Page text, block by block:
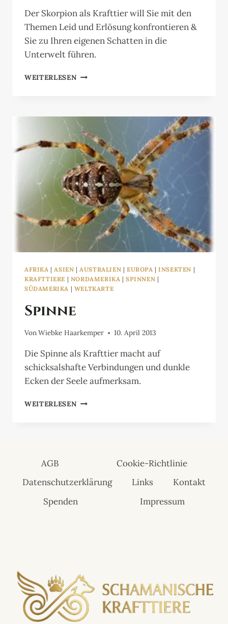
Der Skorpion als Krafttier will Sie mit den
Themen Leid und Erlösung konfrontieren &
Sie zu Ihren eigenen Schatten in die
Unterwelt führen.
WEITERLESEN SKORPION
AFRIKA | ASIEN | AUSTRALIEN | EUROPA |INSEKTEN |
KRAFTTIERE | NORDAMERIKA |SPINNEN |
SÜDAMERIKA | WELTKARTE
Spinne
VonWiebke Haarkemper 10. April 2013
Die Spinne als Krafttier macht auf
schicksalshafte Verbindungen und dunkle
Ecken der Seele aufmerksam.
WEITERLESEN SPINNE
AGB
Cookie-Richtlinie
Datenschutzerklärung
Links
Kontakt
Spenden
Impressum